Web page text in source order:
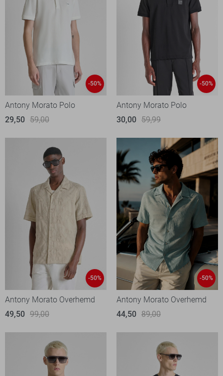
-50%
Antony Morato Polo
29,50 59,00
-50%
Antony Morato Polo
30,00 59,99
-50%
Antony Morato Overhemd
49,50 99,00
-50%
Antony Morato Overhemd
44,50 89,00